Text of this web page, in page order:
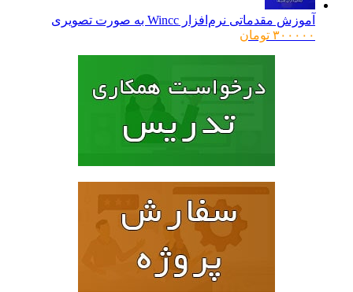
آموزش مقدماتی نرم‌افزار Wincc به صورت تصویری
۳۰۰۰۰۰ تومان